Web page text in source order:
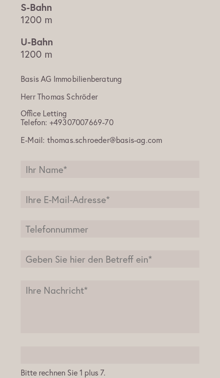
1200 m
1200 m
Basis AG Immobilienberatung
Herr Thomas Schröder
Office Letting
Telefon: +49307007669-70
E-Mail: thomas.schroeder@basis-ag.com
Bitte rechnen Sie 1 plus 7.